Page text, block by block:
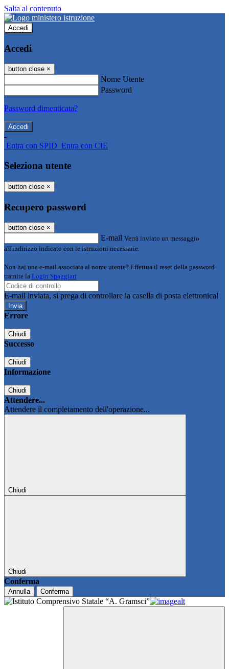
Salta al contenuto
Accedi
Accedi
button close ×
Nome Utente
Password
Password dimenticata?
-
Entra con SPID Entra con CIE
Seleziona utente
button close ×
Recupero password
button close ×
E-mail Verrà inviato un messaggio
all'indirizzo indicato con le istruzioni necessarie.
Non hai una e-mail associata al nome utente? Effettua il reset della password
tramite la Login Spaggiari
E-mail inviata, si prega di controllare la casella di posta elettronica!
Errore
Chiudi
Successo
Chiudi
Informazione
Chiudi
Attendere...
Attendere il completamento dell'operazione...
Chiudi
Chiudi
Conferma
Annulla Conferma